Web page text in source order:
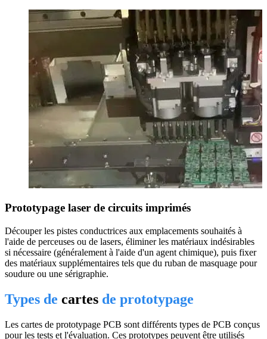
Prototypage laser de circuits imprimés
Découper les pistes conductrices aux emplacements souhaités à
l'aide de perceuses ou de lasers, éliminer les matériaux indésirables
si nécessaire (généralement à l'aide d'un agent chimique), puis fixer
des matériaux supplémentaires tels que du ruban de masquage pour
soudure ou une sérigraphie.
Types de cartes de prototypage
Les cartes de prototypage PCB sont différents types de PCB conçus
pour les tests et l'évaluation. Ces prototypes peuvent être utilisés